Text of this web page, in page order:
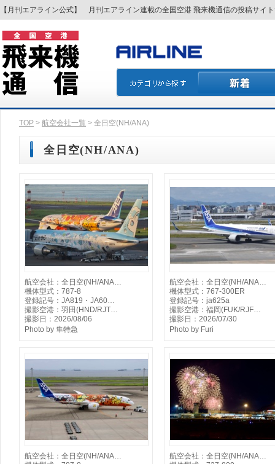
【月刊エアライン公式】 月刊エアライン連載の全国空港 飛来機通信の投稿サイ
TOP > 航空会社一覧 > 全日空(NH/ANA)
全日空(NH/ANA)
航空会社：全日空(NH/ANA…
機体型式：787-8
登録記号：JA819・JA60…
撮影空港：羽田(HND/RJT…
撮影日：2026/08/06
Photo by 隼特急
航空会社：全日空(NH/ANA…
機体型式：767-300ER
登録記号：ja625a
撮影空港：福岡(FUK/RJF…
撮影日：2026/07/30
Photo by Furi
航空会社：全日空(NH/ANA…
航空会社：全日空(NH/ANA…